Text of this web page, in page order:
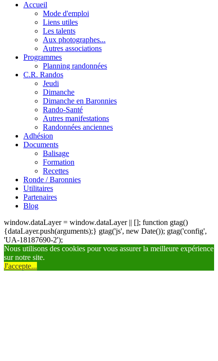
Accueil
Mode d'emploi
Liens utiles
Les talents
Aux photographes...
Autres associations
Programmes
Planning randonnées
C.R. Randos
Jeudi
Dimanche
Dimanche en Baronnies
Rando-Santé
Autres manifestations
Randonnées anciennes
Adhésion
Documents
Balisage
Formation
Recettes
Ronde / Baronnies
Utilitaires
Partenaires
Blog
window.dataLayer = window.dataLayer || []; function gtag()
{dataLayer.push(arguments);} gtag('js', new Date()); gtag('config',
'UA-18187690-2');
Nous utilisons des cookies pour vous assurer la meilleure expérience
sur notre site.
J'accepte...